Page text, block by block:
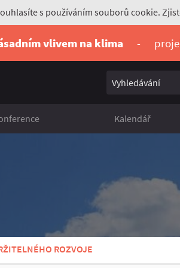
s používáním souborů cookie.
vlivem na klima -
Vyhledávání
Kalendář
ROZVOJE